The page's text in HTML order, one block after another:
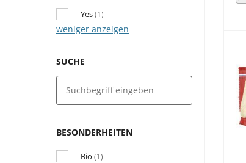
Yes(1)
weniger anzeigen
SUCHE
BESONDERHEITEN
Bio (1)